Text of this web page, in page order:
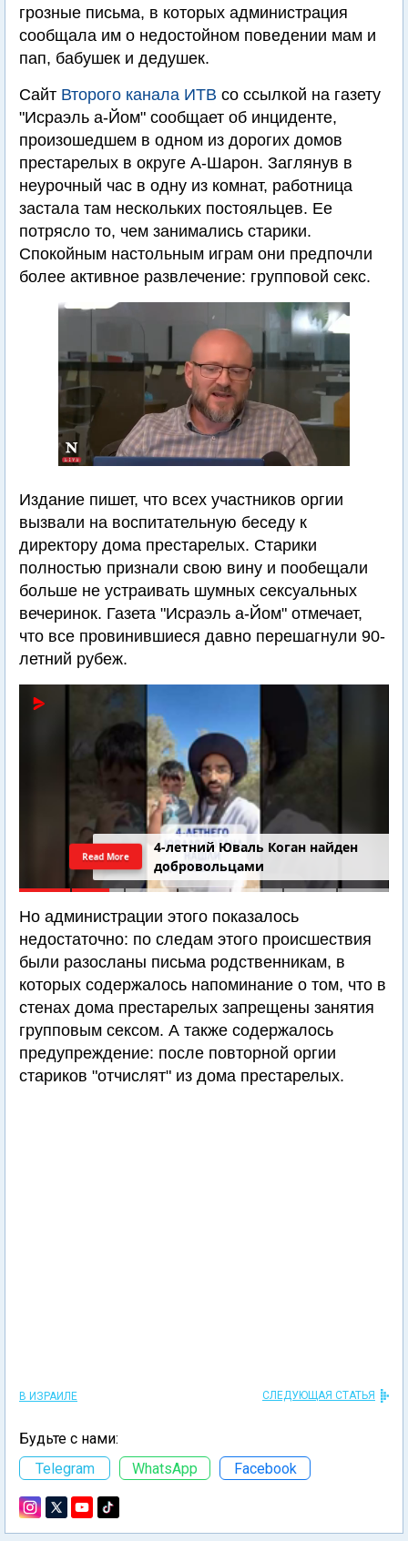
грозные письма, в которых администрация
сообщала им о недостойном поведении мам и
пап, бабушек и дедушек.
Сайт Второго канала ИТВ со ссылкой на газету
"Исраэль а-Йом" сообщает об инциденте,
произошедшем в одном из дорогих домов
престарелых в округе А-Шарон. Заглянув в
неурочный час в одну из комнат, работница
застала там нескольких постояльцев. Ее
потрясло то, чем занимались старики.
Спокойным настольным играм они предпочли
более активное развлечение: групповой секс.
Издание пишет, что всех участников оргии
вызвали на воспитательную беседу к
директору дома престарелых. Старики
полностью признали свою вину и пообещали
больше не устраивать шумных сексуальных
вечеринок. Газета "Исраэль а-Йом" отмечает,
что все провинившиеся давно перешагнули 90-
летний рубеж.
4-летний Юваль Коган найден
добровольцами
Read More
Но администрации этого показалось
недостаточно: по следам этого происшествия
были разосланы письма родственникам, в
которых содержалось напоминание о том, что в
стенах дома престарелых запрещены занятия
групповым сексом. А также содержалось
предупреждение: после повторной оргии
стариков "отчислят" из дома престарелых.
В ИЗРАИЛЕ СЛЕДУЮЩАЯ СТАТЬЯ
Будьте с нами:
Telegram
WhatsApp Facebook